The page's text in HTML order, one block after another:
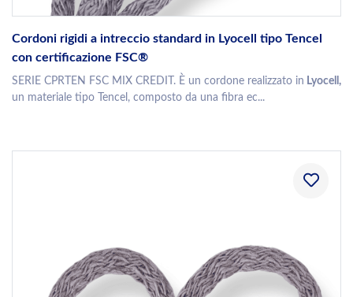
Cordoni rigidi a intreccio standard in Lyocell tipo Tencel
con certificazione FSC®
SERIE CPRTEN FSC MIX CREDIT. È un cordone realizzato in Lyocell,
un materiale tipo Tencel, composto da una fibra ec...